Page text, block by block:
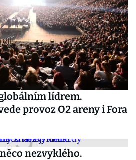
lídrem.
provoz O2 areny i Fora
nezvyklého.